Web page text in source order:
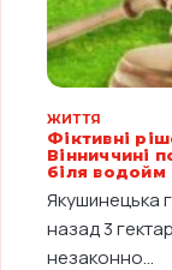
ЖИТТЯ
Фіктивні
Вінниччині
біля водойм
Якушинецька
назад 3
незаконно...